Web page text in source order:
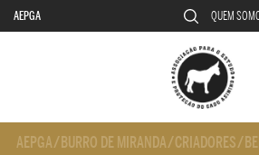
AEPGA QUEM
AEPGA/ BURRO DE MIRANDA/CRIADORES/